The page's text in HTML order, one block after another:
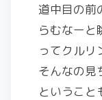
道中目の前
らむなーと
ってクルリ
そんなの見
ということ